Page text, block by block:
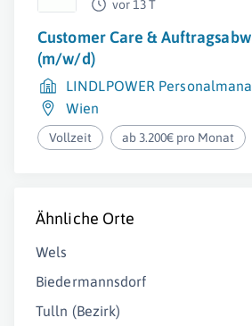
vor 13 T
Customer Care &
(m/w/d)
LINDLPOWER
Wien
Vollzeit ab 3.200€ pro Monat
Ähnliche Orte
Wels
Biedermannsdorf
Tulln (Bezirk)